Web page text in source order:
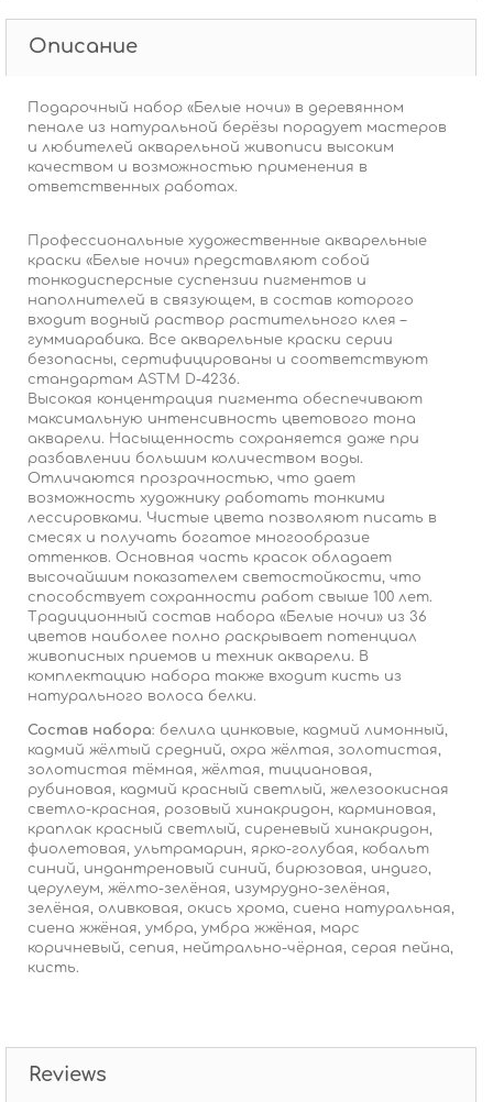
Описание
Подарочный набор «Белые ночи» в деревянном
пенале из натуральной берёзы порадует мастеров
и любителей акварельной живописи высоким
качеством и возможностью применения в
ответственных работах.
Профессиональные художественные акварельные
краски «Белые ночи» представляют собой
тонкодисперсные суспензии пигментов и
наполнителей в связующем, в состав которого
входит водный раствор растительного клея –
гуммиарабика. Все акварельные краски серии
безопасны, сертифицированы и соответствуют
стандартам ASTM D-4236.
Высокая концентрация пигмента обеспечивают
максимальную интенсивность цветового тона
акварели. Насыщенность сохраняется даже при
разбавлении большим количеством воды.
Отличаются прозрачностью, что дает
возможность художнику работать тонкими
лессировками. Чистые цвета позволяют писать в
смесях и получать богатое многообразие
оттенков. Основная часть красок обладает
высочайшим показателем светостойкости, что
способствует сохранности работ свыше 100 лет.
Традиционный состав набора «Белые ночи» из 36
цветов наиболее полно раскрывает потенциал
живописных приемов и техник акварели. В
комплектацию набора также входит кисть из
натурального волоса белки.
Состав набора: белила цинковые, кадмий лимонный,
кадмий жёлтый средний, охра жёлтая, золотистая,
золотистая тёмная, жёлтая, тициановая,
рубиновая, кадмий красный светлый, железоокисная
светло-красная, розовый хинакридон, карминовая,
краплак красный светлый, сиреневый хинакридон,
фиолетовая, ультрамарин, ярко-голубая, кобальт
синий, индантреновый синий, бирюзовая, индиго,
церулеум, жёлто-зелёная, изумрудно-зелёная,
зелёная, оливковая, окись хрома, сиена натуральная,
сиена жжёная, умбра, умбра жжёная, марс
коричневый, сепия, нейтрально-чёрная, серая пейна,
кисть.
Reviews